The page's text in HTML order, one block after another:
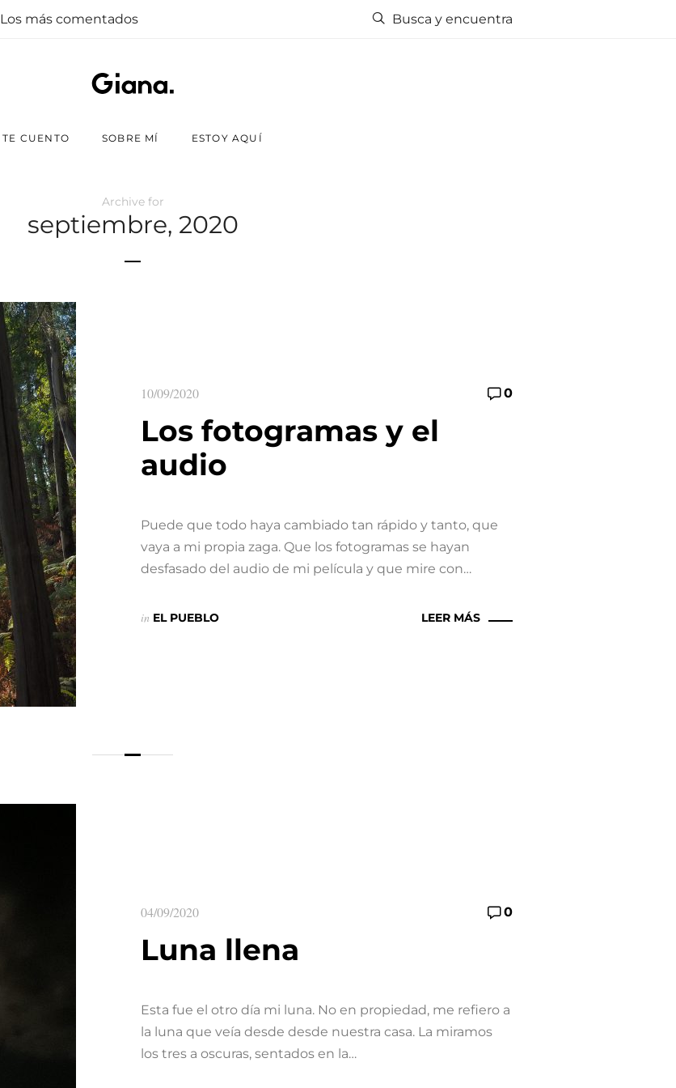
Los más comentados Busca y encuentra
TE CUENTO SOBRE MÍ ESTOY AQUÍ
Archive for
septiembre, 2020
10/09/2020 0
Los fotogramas y el
audio
Puede que todo haya cambiado tan rápido y tanto, que
vaya a mi propia zaga. Que los fotogramas se hayan
desfasado del audio de mi película y que mire con…
in EL PUEBLO LEER MÁS
04/09/2020 0
Luna llena
Esta fue el otro día mi luna. No en propiedad, me refiero a
la luna que veía desde desde nuestra casa. La miramos
los tres a oscuras, sentados en la…